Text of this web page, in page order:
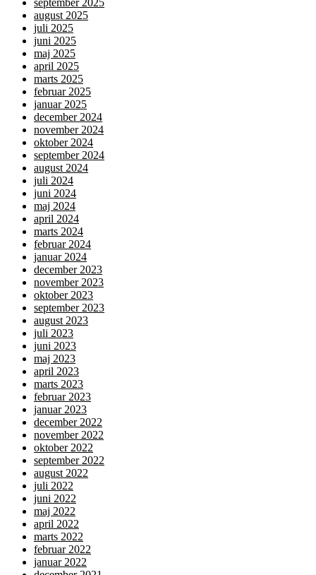
august 2025
juli 2025
juni 2025
maj 2025
april 2025
marts 2025
februar 2025
januar 2025
december 2024
november 2024
oktober 2024
september 2024
august 2024
juli 2024
juni 2024
maj 2024
april 2024
marts 2024
februar 2024
januar 2024
december 2023
november 2023
oktober 2023
september 2023
august 2023
juli 2023
juni 2023
maj 2023
april 2023
marts 2023
februar 2023
januar 2023
december 2022
november 2022
oktober 2022
september 2022
august 2022
juli 2022
juni 2022
maj 2022
april 2022
marts 2022
februar 2022
januar 2022